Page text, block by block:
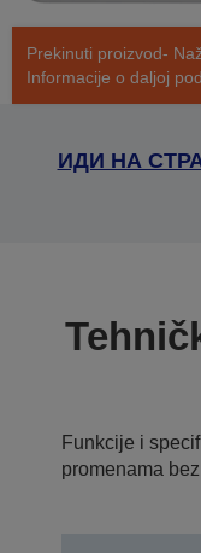
Prekinuti proizvod-
Informacije o daljoj
ИДИ НА
Funkcije i
promenama